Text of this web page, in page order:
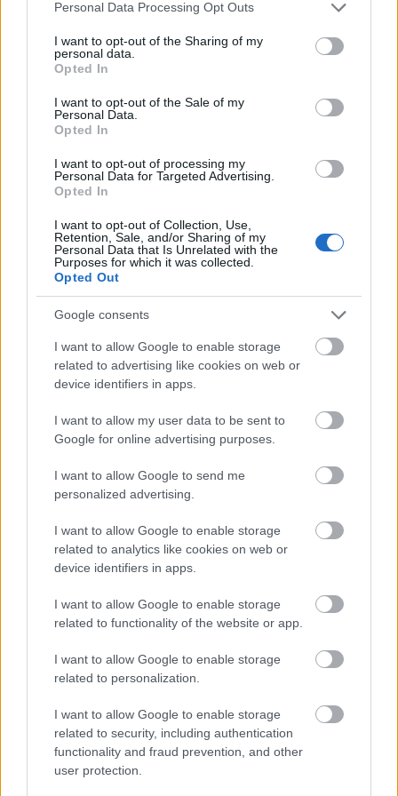
Please note that this website/app uses one or more Google
not limited to your visit or usage behaviour. You may click to
grant or deny consent to Google and its third-party tags to
use your data for below specified purposes in below Google
consent section.
Personal Data Processing Opt Outs
I want to opt-out of the Sharing of my
personal data.
Opted In
I want to opt-out of the Sale of my
Personal Data.
Opted In
I want to opt-out of processing my
Personal Data for Targeted Advertising.
Opted In
I want to opt-out of Collection, Use,
Retention, Sale, and/or Sharing of my
Personal Data that Is Unrelated with the
Purposes for which it was collected.
Opted Out
Google consents
I want to allow Google to enable storage
related to advertising like cookies on web or
device identifiers in apps.
I want to allow my user data to be sent to
Google for online advertising purposes.
I want to allow Google to send me
personalized advertising.
I want to allow Google to enable storage
related to analytics like cookies on web or
device identifiers in apps.
I want to allow Google to enable storage
related to functionality of the website or app.
I want to allow Google to enable storage
related to personalization.
I want to allow Google to enable storage
related to security, including authentication
functionality and fraud prevention, and other
user protection.
megnyitóján a kecskeméti kiválóságok mellett, ...
Nembor: KSE XII. Nemzetközi
Sörverseny eredmények
Grand Champion
Mad Scientist –Cookie Monster
Gyémánt Diploma (2-3):
Fehér Nyúl Sörfőzde –Fehér Nyúl Apa
Monyo ...
Borászok Borásza - 2018
Wine T. Ester•2018. április 22.
Konyári János, a balatonboglári Konyári Pincészet ...
Pálinka - Első Balaton Open
Wine T. Ester•2018. április 17.